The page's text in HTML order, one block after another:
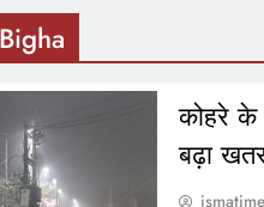
कोहरे के
बढ़ा